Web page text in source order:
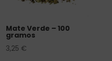
Mate Verde – 100
gramos
3,25 €